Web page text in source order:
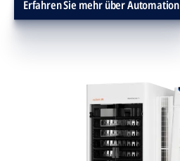
Erfahren Sie mehr über Automation